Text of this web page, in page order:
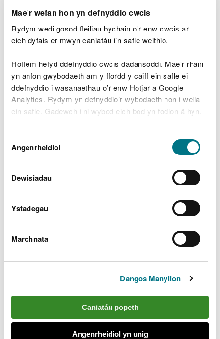
Mae'r wefan hon yn defnyddio cwcis
Rydym wedi gosod ffeiliau bychain o’r enw cwcis ar
eich dyfais er mwyn caniatáu i’n safle weithio.
Hoffem hefyd ddefnyddio cwcis dadansoddi. Mae’r rhain
yn anfon gwybodaeth am y ffordd y caiff ein safle ei
ddefnyddio i wasanaethau o’r enw Hotjar a Google
Analytics. Rydym yn defnyddio’r wybodaeth hon i wella
ein safle. Gadewch i ni wybod eich bod yn fodlon â hyn.
Byddwn yn defnyddio cwci i gadw eich dewis.
Gellirdarllen mwy am ein cwcis cyn i chi ddewis.
Caniatâd
Angenrheidiol
Dewisiadau
Ystadegau
Marchnata
Dangos Manylion
Caniatáu popeth
Angenrheidiol yn unig
ddiogel ac yn effeithlon, gan sicrhau fod
pawb yn gallu mwynhau'r goedwig
unwaith eto.
ddargyfeiriadau a’r arwyddion sy’n dweud
fod llwybrau ar gau er diogelwch ac er
mwyn atal oediadau cyn ailagor llwybrau.
Gall anwybyddu'r rhain atal gwaith
contractwyr ac oedi’r gwaith o ailagor
llwybrau."
Wrth aros am y contract newydd, mae gwelliannau
wedi’u gwneud i ffyrdd y goedwig, ac mae'r bont
a'r Rheilffordd wedi ailagor.
arwyddion yn nodi fod llwybrau wedi cau mewn
Llwybrau Cerdded o Faes Parcio Rhyslyn
Llwybr Penrhys: Ar gau
Llwybr Glan-yr-afon Rhyslyn: Ar gau
Llwybrau Cerdded o Ganolfan Ymwelwyr Parc
Coedwig Afan